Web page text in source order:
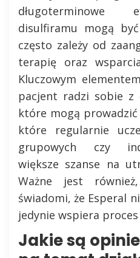
długoterminowe
disulfiramu mogą
często zależy od
terapię oraz
Kluczowym
pacjent radzi sobie z
które mogą
które regularnie
grupowych czy
większe szanse na
Ważne jest
świadomi, że Esperal
jedynie wspiera
Jakie są